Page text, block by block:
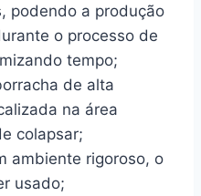
podendo a produção
o processo de
tempo;
de alta
na área
colapsar;
ambiente rigoroso, o
usado;